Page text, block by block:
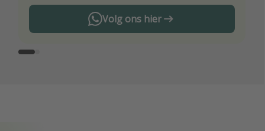
Volg ons hier